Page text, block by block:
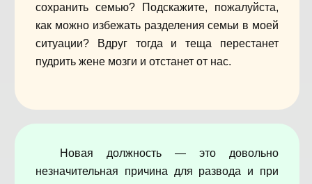
сохранить семью? Подскажите, пожалуйста,
как можно избежать разделения семьи в моей
ситуации? Вдруг тогда и теща перестанет
пудрить жене мозги и отстанет от нас.
Новая должность — это довольно
незначительная причина для развода и при